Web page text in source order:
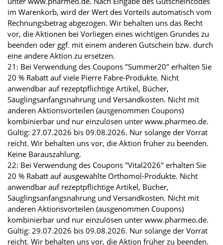
im Warenkorb, wird der Wert des Vorteils automatisch vom
Rechnungsbetrag abgezogen. Wir behalten uns das Recht
vor, die Aktionen bei Vorliegen eines wichtigen Grundes zu
beenden oder ggf. mit einem anderen Gutschein bzw. durch
eine andere Aktion zu ersetzen.
21: Bei Verwendung des Coupons "Summer20" erhalten Sie
20 % Rabatt auf viele Pierre Fabre-Produkte. Nicht
anwendbar auf rezeptpflichtige Artikel, Bücher,
Säuglingsanfangsnahrung und Versandkosten. Nicht mit
anderen Aktionsvorteilen (ausgenommen Coupons)
kombinierbar und nur einzulösen unter www.pharmeo.de.
Gültig: 27.07.2026 bis 09.08.2026. Nur solange der Vorrat
reicht. Wir behalten uns vor, die Aktion früher zu beenden.
Keine Barauszahlung.
22: Bei Verwendung des Coupons "Vital2026" erhalten Sie
20 % Rabatt auf ausgewählte Orthomol-Produkte. Nicht
anwendbar auf rezeptpflichtige Artikel, Bücher,
Säuglingsanfangsnahrung und Versandkosten. Nicht mit
anderen Aktionsvorteilen (ausgenommen Coupons)
kombinierbar und nur einzulösen unter www.pharmeo.de.
Gültig: 29.07.2026 bis 09.08.2026. Nur solange der Vorrat
reicht. Wir behalten uns vor, die Aktion früher zu beenden.